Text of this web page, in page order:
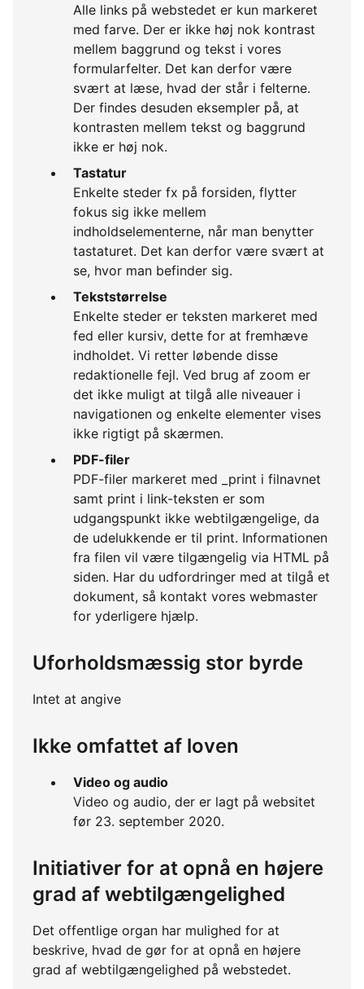
Alle links på webstedet er kun markeret
med farve. Der er ikke høj nok kontrast
mellem baggrund og tekst i vores
formularfelter. Det kan derfor være
svært at læse, hvad der står i felterne.
Der findes desuden eksempler på, at
kontrasten mellem tekst og baggrund
ikke er høj nok.
Tastatur
Enkelte steder fx på forsiden, flytter
fokus sig ikke mellem
indholdselementerne, når man benytter
tastaturet. Det kan derfor være svært at
se, hvor man befinder sig.
Tekststørrelse
Enkelte steder er teksten markeret med
fed eller kursiv, dette for at fremhæve
indholdet. Vi retter løbende disse
redaktionelle fejl. Ved brug af zoom er
det ikke muligt at tilgå alle niveauer i
navigationen og enkelte elementer vises
ikke rigtigt på skærmen.
PDF-filer
PDF-filer markeret med _print i filnavnet
samt print i link-teksten er som
udgangspunkt ikke webtilgængelige, da
de udelukkende er til print. Informationen
fra filen vil være tilgængelig via HTML på
siden. Har du udfordringer med at tilgå et
dokument, så kontakt vores webmaster
for yderligere hjælp.
Uforholdsmæssig stor byrde
Intet at angive
Ikke omfattet af loven
Video og audio
Video og audio, der er lagt på websitet
før 23. september 2020.
Initiativer for at opnå en højere
grad af webtilgængelighed
Det offentlige organ har mulighed for at
beskrive, hvad de gør for at opnå en højere
grad af webtilgængelighed på webstedet.